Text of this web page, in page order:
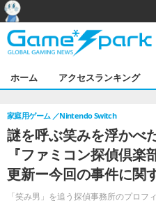
ホーム アクセスランキング
謎を呼ぶ笑みを浮かべ
『ファミコン探偵倶
更新ー今回の事件に関
「笑み男」を追う探偵事務所のプロ
家庭用ゲーム Nintendo Switch